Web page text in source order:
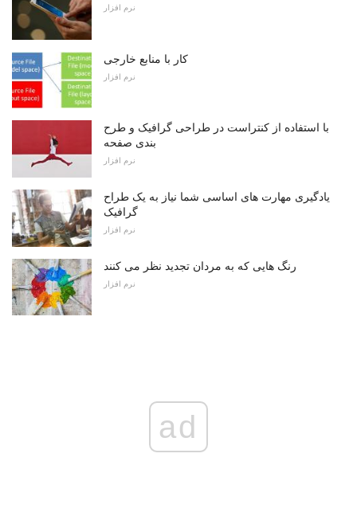
نرم افزار
کار با منابع خارجی
نرم افزار
با استفاده از کنتراست در طراحی گرافیک و طرح
بندی صفحه
نرم افزار
یادگیری مهارت های اساسی شما نیاز به یک طراح
گرافیک
نرم افزار
رنگ هایی که به مردان تجدید نظر می کنند
نرم افزار
ad